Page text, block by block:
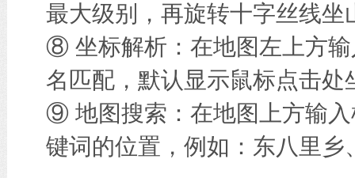
最大级别，再旋转十字丝线坐
⑧ 坐标解析：在地图左上方
名匹配，默认显示鼠标点击处
⑨ 地图搜索：在地图上方输
键词的位置，例如：东八里